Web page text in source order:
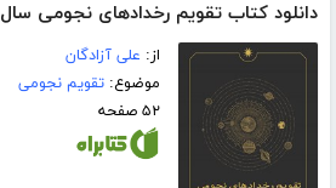
دانلود کتاب تقویم رخدادهای نجومی سال 1402
از: علی آزادگان
موضوع:تقویم نجومی
۵۲ صفحه